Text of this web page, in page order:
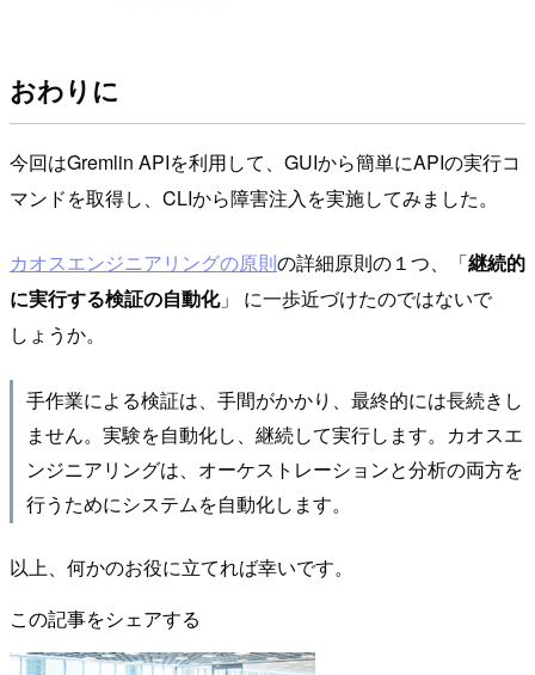
おわりに
今回はGremlin APIを利用して、GUIから簡単にAPIの実行コ
マンドを取得し、CLIから障害注入を実施してみました。
カオスエンジニアリングの原則の詳細原則の１つ、「継続的
に実行する検証の自動化」 に一歩近づけたのではないで
しょうか。
手作業による検証は、手間がかかり、最終的には長続きし
ません。実験を自動化し、継続して実行します。カオスエ
ンジニアリングは、オーケストレーションと分析の両方を
行うためにシステムを自動化します。
以上、何かのお役に立てれば幸いです。
この記事をシェアする